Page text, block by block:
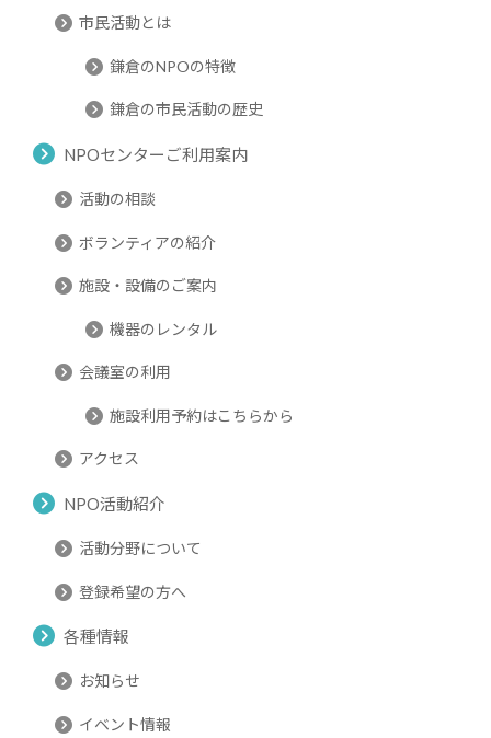
市民活動とは
鎌倉のNPOの特徴
鎌倉の市民活動の歴史
NPOセンターご利用案内
活動の相談
ボランティアの紹介
施設・設備のご案内
機器のレンタル
会議室の利用
施設利用予約はこちらから
アクセス
NPO活動紹介
活動分野について
登録希望の方へ
各種情報
お知らせ
イベント情報